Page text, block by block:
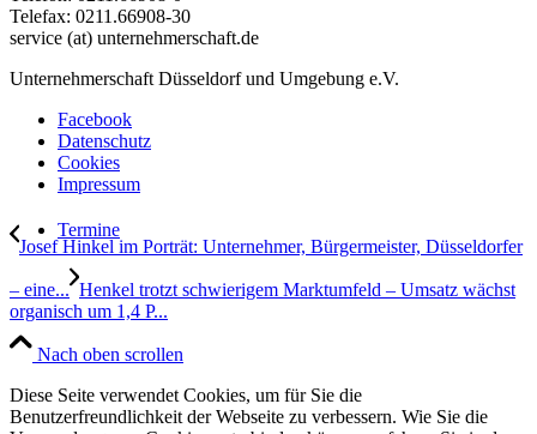
Termine
Telefax: 0211.66908-30
service (at) unternehmerschaft.de
Unternehmerschaft Düsseldorf und Umgebung e.V.
Facebook
Datenschutz
Cookies
Impressum
Josef Hinkel im Porträt: Unternehmer, Bürgermeister, Düsseldorfer
– eine... Henkel trotzt schwierigem Marktumfeld – Umsatz wächst
organisch um 1,4 P...
Nach oben scrollen
Diese Seite verwendet Cookies, um für Sie die
Benutzerfreundlichkeit der Webseite zu verbessern. Wie Sie die